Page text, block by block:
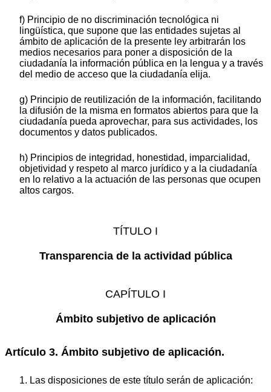
f) Principio de no discriminación tecnológica ni
lingüística, que supone que las entidades sujetas al
ámbito de aplicación de la presente ley arbitrarán los
medios necesarios para poner a disposición de la
ciudadanía la información pública en la lengua y a través
del medio de acceso que la ciudadanía elija.
g) Principio de reutilización de la información, facilitando
la difusión de la misma en formatos abiertos para que la
ciudadanía pueda aprovechar, para sus actividades, los
documentos y datos publicados.
h) Principios de integridad, honestidad, imparcialidad,
objetividad y respeto al marco jurídico y a la ciudadanía
en lo relativo a la actuación de las personas que ocupen
altos cargos.
TÍTULO I
Transparencia de la actividad pública
CAPÍTULO I
Ámbito subjetivo de aplicación
Artículo 3. Ámbito subjetivo de aplicación.
1. Las disposiciones de este título serán de aplicación: